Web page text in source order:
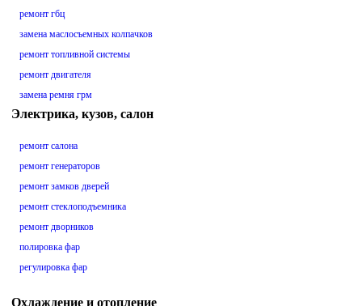
ремонт гбц
замена маслосъемных колпачков
ремонт топливной системы
ремонт двигателя
замена ремня грм
Электрика, кузов, салон
ремонт салона
ремонт генераторов
ремонт замков дверей
ремонт стеклоподъемника
ремонт дворников
полировка фар
регулировка фар
Охлаждение и отопление